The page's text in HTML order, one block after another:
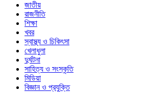
জাতীয়
রাজনীতি
শিক্ষা
খবর
স্বাস্থ্য ও চিকিৎসা
খেলাধুলা
দুর্ঘটনা
সাহিত্য ও সংস্কৃতি
মিডিয়া
বিজ্ঞান ও প্রযুক্তি